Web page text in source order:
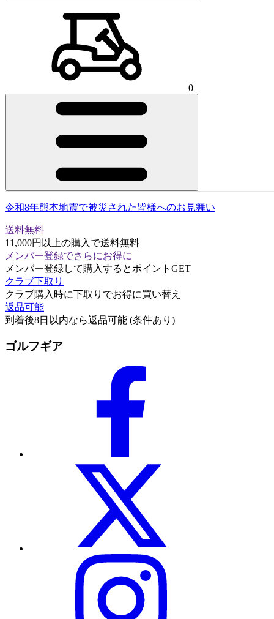
0
令和8年熊本地震で被災された皆様へのお見舞い
送料無料
11,000円以上の購入で送料無料
メンバー登録でさらにお得に
メンバー登録して購入するとポイントGET
クラブ下取り
クラブ購入時に下取りでお得に買い替え
返品可能
到着後8日以内なら返品可能 (条件あり)
ゴルフギア